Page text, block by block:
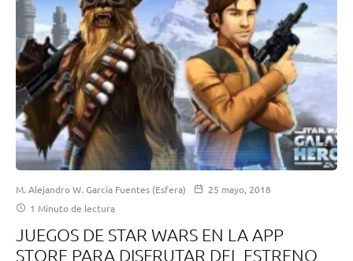
M. Alejandro W. García Fuentes (Esfera)
25 mayo, 2018
1 Minuto de lectura
JUEGOS DE STAR WARS EN LA APP
STORE PARA DISFRUTAR DEL ESTRENO